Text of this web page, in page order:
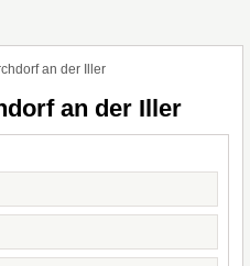
an der Iller
an der Iller